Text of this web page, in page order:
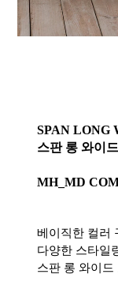
SPAN LONG
스판 롱 와이
MH_MD
베이직한 컬러
다양한 스타일
스판 롱 와이드